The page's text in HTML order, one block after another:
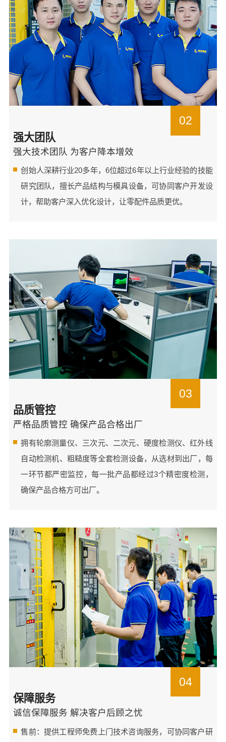
02
强大团队
强大技术团队 为客户降本增效
创始人深耕行业20多年，6位超过6年以上行业经验的技能
研究团队，擅长产品结构与模具设备，可协同客户开发设
计，帮助客户深入优化设计，让零配件品质更优。
03
品质管控
严格品质管控 确保产品合格出厂
拥有轮廓测量仪、三次元、二次元、硬度检测仪、红外线
自动检测机、粗糙度等全套检测设备，从选材到出厂，每
一环节都严密监控，每一批产品都经过3个精密度检测，
确保产品合格方可出厂。
04
保障服务
诚信保障服务 解决客户后顾之忧
售前：提供工程师免费上门技术咨询服务，可协同客户研